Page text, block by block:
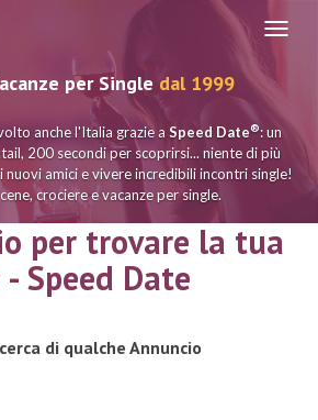
per Single dal 1999
anche l'Italia grazie a Speed Date®: un
200 secondi per scoprirsi... niente di più
amici e vivere incredibili incontri single!
crociere e vacanze per single.
per trovare la tua
Speed Date
di qualche Annuncio